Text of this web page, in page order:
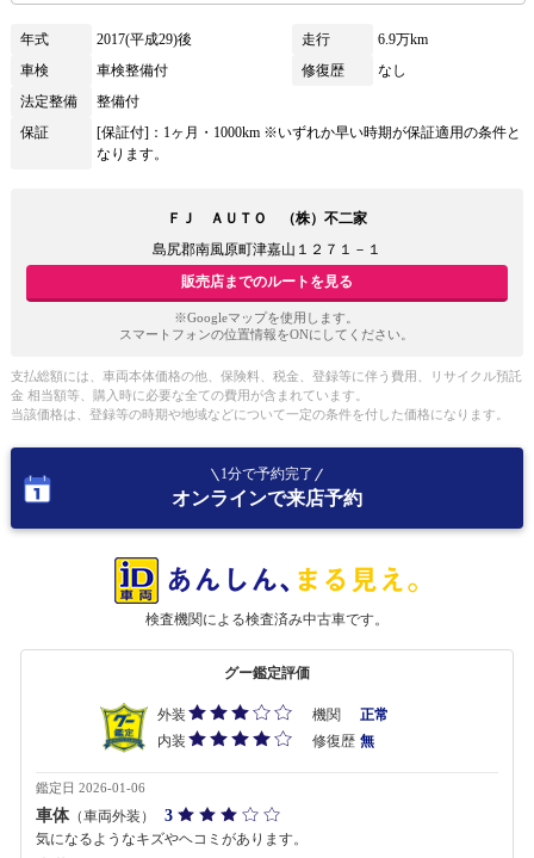
年式 2017(平成29)後 走行
6.9万km
車検
車検整備付 修復歴
なし
法定整備
整備付
保証
[保証付]：1ヶ月・1000km ※いずれか早い時期が保証適用の条件と
なります。
ＦＪ ＡＵＴＯ （株）不二家
島尻郡南風原町津嘉山１２７１－１
販売店までのルートを見る
※Googleマップを使用します。
スマートフォンの位置情報をONにしてください。
支払総額には、車両本体価格の他、保険料、税金、登録等に伴う費用、リサイクル預託
金 相当額等、購入時に必要な全ての費用が含まれています。
当該価格は、登録等の時期や地域などについて一定の条件を付した価格になります。
1分で予約完了
オンラインで来店予約
検査機関による検査済み中古車です。
グー鑑定評価
外装 機関
正常
内装
修復歴 無
鑑定日 2026-01-06
車体（車両外装） 3
気になるようなキズやヘコミがあります。